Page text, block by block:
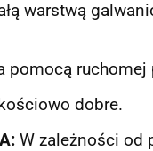
warstwą
pomocą ruchomej
dobre.
W zależności od